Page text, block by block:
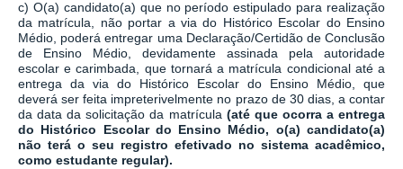
c) O(a) candidato(a) que no período estipulado para realização
da matrícula, não portar a via do Histórico Escolar do Ensino
Médio, poderá entregar uma Declaração/Certidão de Conclusão
de Ensino Médio, devidamente assinada pela autoridade
escolar e carimbada, que tornará a matrícula condicional até a
entrega da via do Histórico Escolar do Ensino Médio, que
deverá ser feita impreterivelmente no prazo de 30 dias, a contar
da data da solicitação da matrícula (até que ocorra a entrega
do
Histórico Escolar do Ensino Médio, o(a) candidato(a)
não terá o seu registro efetivado no sistema acadêmico,
como estudante regular).